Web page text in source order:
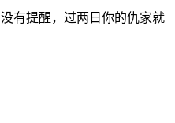
有提醒，过两日你的仇家就